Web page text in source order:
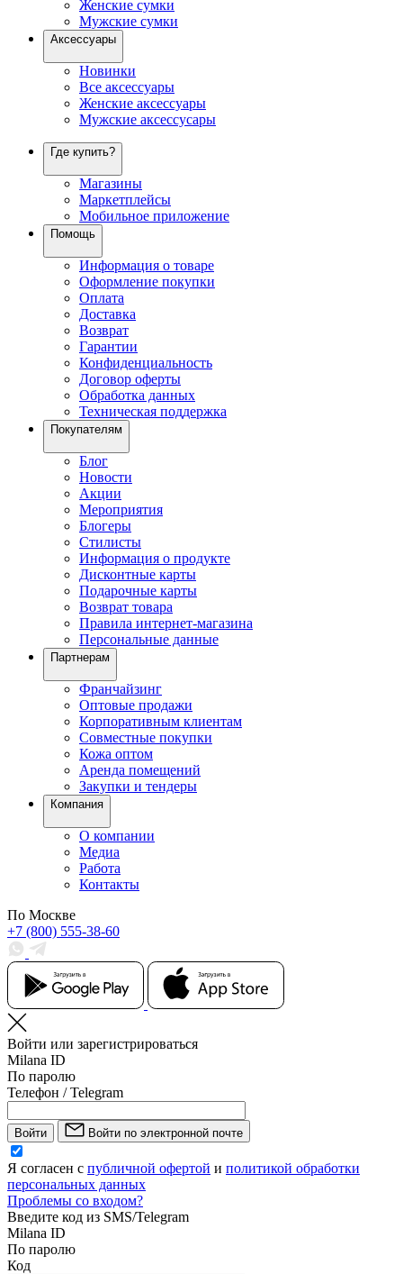
Женские сумки
Мужские сумки
Аксессуары
Новинки
Все аксессуары
Женские аксессуары
Мужские аксессусары
Где купить?
Магазины
Маркетплейсы
Мобильное приложение
Помощь
Информация о товаре
Оформление покупки
Оплата
Доставка
Возврат
Гарантии
Конфиденциальность
Договор оферты
Обработка данных
Техническая поддержка
Покупателям
Блог
Новости
Акции
Мероприятия
Блогеры
Стилисты
Информация о продукте
Дисконтные карты
Подарочные карты
Возврат товара
Правила интернет-магазина
Персональные данные
Партнерам
Франчайзинг
Оптовые продажи
Корпоративным клиентам
Совместные покупки
Кожа оптом
Аренда помещений
Закупки и тендеры
Компания
О компании
Медиа
Работа
Контакты
По Москве
+7 (800) 555-38-60
Войти или зарегистрироваться
Milana ID
По паролю
Телефон / Telegram
Войти Войти по электронной почте
Я согласен с публичной офертой и политикой обработки
персональных данных
Проблемы со входом?
Введите код из SMS/Telegram
Milana ID
По паролю
Код